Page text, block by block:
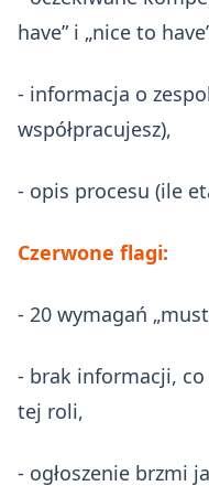
have” i „nice to
- informacja o
współpracujesz),
- opis procesu (ile
Czerwone flagi:
- 20 wymagań
- brak informacji,
tej roli,
- ogłoszenie brzmi